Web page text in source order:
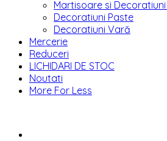
Martisoare si
Decoratiuni Paste
Decoratiuni Vară
Mercerie
Reduceri
LICHIDARI DE STOC
Noutati
More For Less